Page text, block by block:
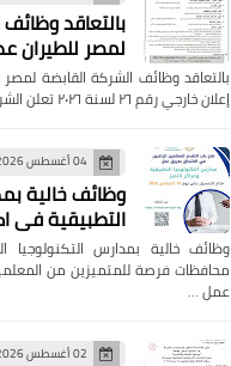
بالتعاقد
لمصر للطيران عدد 6 وظائف
إعلان خارجي رقم ٢٦ لسنة ٢٠٢٦ تعلن الشركة القابضة لمصر للطي…
04 أغسطس 2026
وظائف خالية
التطبيقية فى اكثر
محافظات فرصة للمتميزين من
عمل …
02 أغسطس 2026